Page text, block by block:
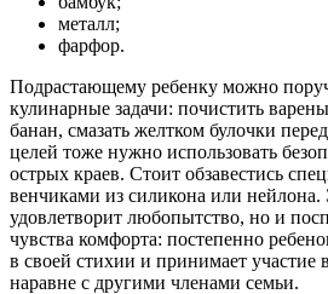
металл;
фарфор.
Подрастающему ребенку можно
кулинарные задачи: почистить
банан, смазать желтком булочки
целей тоже нужно использовать
острых краев. Стоит обзавестись
венчиками из силикона или нейлона.
удовлетворит любопытство, но и
чувства комфорта: постепенно
в своей стихии и принимает участие
наравне с другими членами семьи.